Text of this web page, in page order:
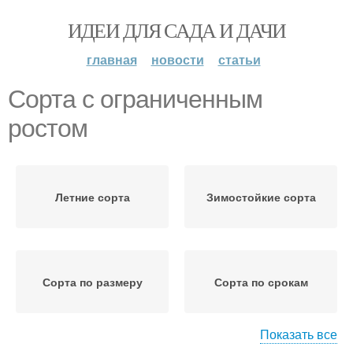
ИДЕИ ДЛЯ САДА И ДАЧИ
главная новости статьи
Сорта с ограниченным
ростом
Летние сорта Зимостойкие сорта
Сорта по размеру Сорта по срокам
Показать все